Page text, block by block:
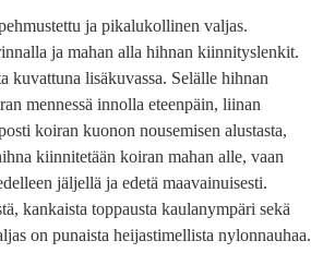
ja pikalukollinen valjas.
ja mahan alla hihnan kiinnityslenkit.
kuvattuna lisäkuvassa. Selälle hihnan
mennessä innolla eteenpäin, liinan
koiran kuonon nousemisen alustasta,
kiinnitetään koiran mahan alle, vaan
jäljellä ja edetä maavainuisesti.
kankaista toppausta kaulanympäri sekä
on punaista heijastimellista nylonnauhaa.